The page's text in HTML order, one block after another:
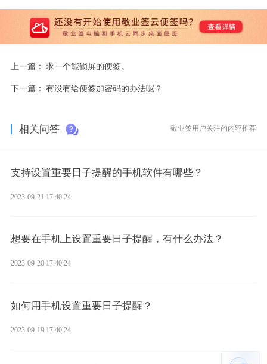
上一篇： 求一个能锁屏的便签。
下一篇： 有没有给便签加密码的办法呢？
相关问答 敬业签用户关注的内容推荐
支持设置重要日子提醒的手机软件有哪些？
2023-09-21 17:40:24
想要在手机上设置重要日子提醒，有什么办法？
2023-09-20 17:40:24
如何用手机设置重要日子提醒？
2023-09-19 17:40:24